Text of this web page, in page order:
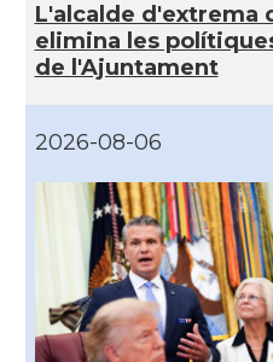
L'alcalde d'extrema
elimina les
de l'Ajuntament
2026-08-06